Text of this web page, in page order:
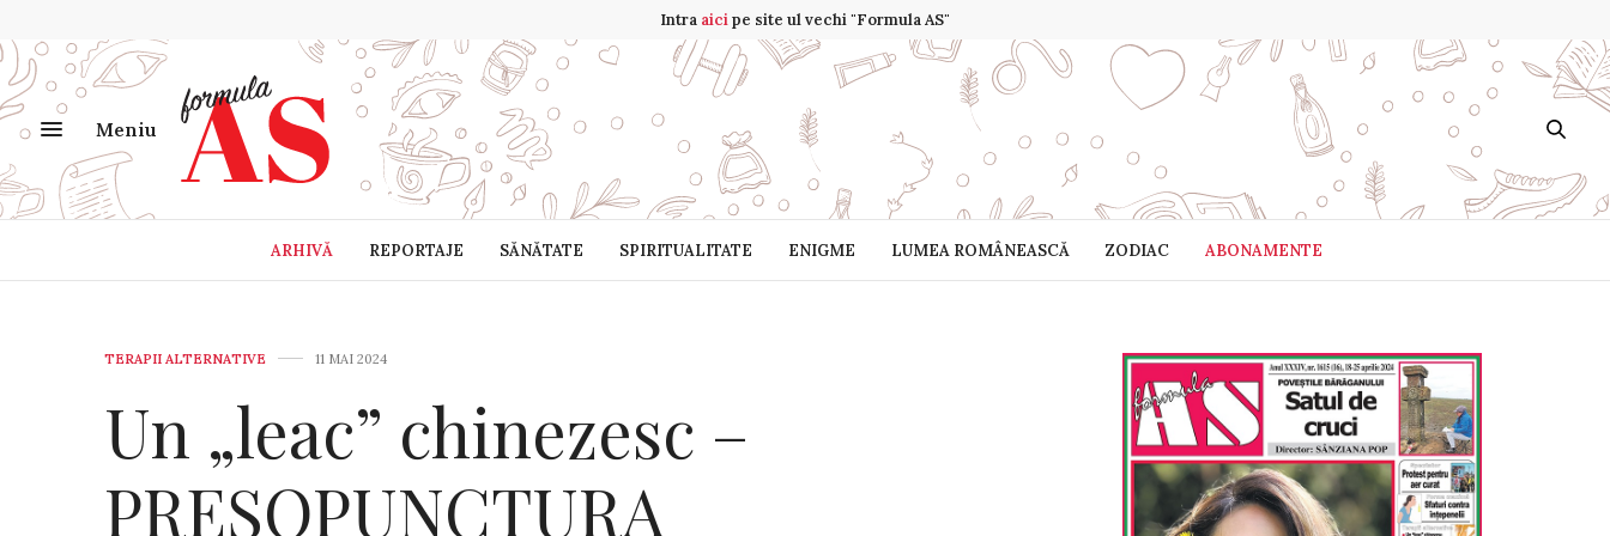
Intra aicipe site ul vechi "Formula AS"
Meniu
ARHIVĂ REPORTAJE SĂNĂTATE SPIRITUALITATE ENIGME LUMEA ROMÂNEASCĂ ZODIAC ABONAMENTE
TERAPII ALTERNATIVE 11 MAI 2024
Un „leac” chinezesc –
PRESOPUNCTURA